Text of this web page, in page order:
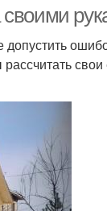
своими
допустить